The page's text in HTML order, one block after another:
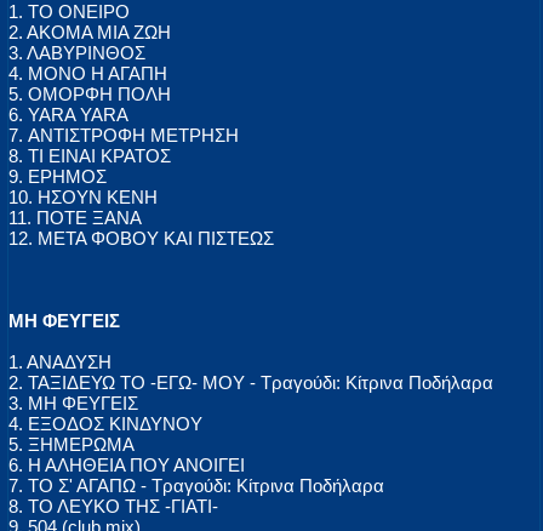
1. ΤΟ ΟΝΕΙΡΟ
2. ΑΚΟΜΑ ΜΙΑ ΖΩΗ
3. ΛΑΒΥΡΙΝΘΟΣ
4. ΜΟΝΟ Η ΑΓΑΠΗ
5. ΟΜΟΡΦΗ ΠΟΛΗ
6. YARA YARA
7. ΑΝΤΙΣΤΡΟΦΗ ΜΕΤΡΗΣΗ
8. ΤΙ ΕΙΝΑΙ ΚΡΑΤΟΣ
9. ΕΡΗΜΟΣ
10. ΗΣΟΥΝ ΚΕΝΗ
11. ΠΟΤΕ ΞΑΝΑ
12. ΜΕΤΑ ΦΟΒΟΥ ΚΑΙ ΠΙΣΤΕΩΣ
ΜΗ ΦΕΥΓΕΙΣ
1. ΑΝΑΔΥΣΗ
2. ΤΑΞΙΔΕΥΩ ΤΟ -ΕΓΩ- ΜΟΥ - Τραγούδι: Κίτρινα Ποδήλαρα
3. ΜΗ ΦΕΥΓΕΙΣ
4. ΕΞΟΔΟΣ ΚΙΝΔΥΝΟΥ
5. ΞΗΜΕΡΩΜΑ
6. Η ΑΛΗΘΕΙΑ ΠΟΥ ΑΝΟΙΓΕΙ
7. ΤΟ Σ' ΑΓΑΠΩ - Τραγούδι: Κίτρινα Ποδήλαρα
8. ΤΟ ΛΕΥΚΟ ΤΗΣ -ΓΙΑΤΙ-